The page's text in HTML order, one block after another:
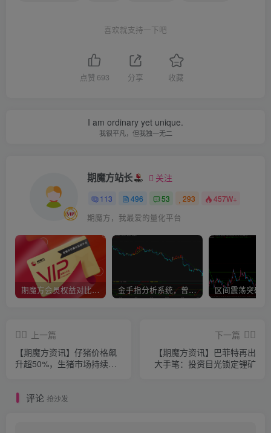
喜欢就支持一下吧
点赞 693 分享 收藏
I am ordinary yet unique.
我很平凡，但我独一无二
期魔方站长 关注
113 496 53 293 457W+
期魔方，我最爱的量化平台
期魔方会员权益对比，总有一项适合您！ 金手指分析系统，曾经市场价39800
上一篇
【期魔方资讯】仔猪价格飙
升超50%，生猪市场持续火
下一篇
【期魔方资讯】巴菲特再出
大手笔：投资目光锁定锂矿
评论 抢沙发